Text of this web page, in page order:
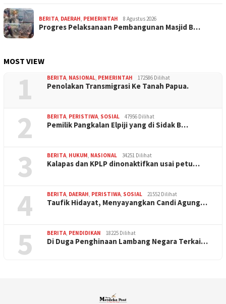
BERITA, DAERAH, PEMERINTAH 8 Agustus 2026
Progres Pelaksanaan Pembangunan Masjid B…
MOST VIEW
1 BERITA, NASIONAL, PEMERINTAH 172586 Dilihat
Penolakan Transmigrasi Ke Tanah Papua.
2 BERITA, PERISTIWA, SOSIAL 47956 Dilihat
Pemilik Pangkalan Elpiji yang di Sidak B…
3 BERITA, HUKUM, NASIONAL 34251 Dilihat
Kalapas dan KPLP dinonaktifkan usai petu…
4 BERITA, DAERAH, PERISTIWA, SOSIAL 21552 Dilihat
Taufik Hidayat, Menyayangkan Candi Agung…
5 BERITA, PENDIDIKAN 18225 Dilihat
Di Duga Penghinaan Lambang Negara Terkai…